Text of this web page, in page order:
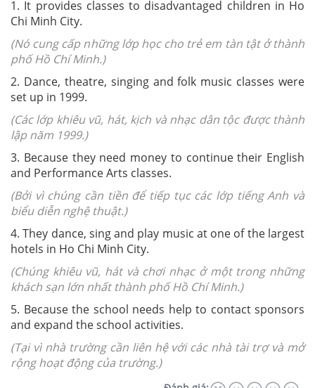
1. It provides classes to disadvantaged children in Ho
Chi Minh City.
(Nó cung cấp những lớp học cho trẻ em tàn tật ở thành
phố Hồ Chí Minh.)
2. Dance, theatre, singing and folk music classes were
set up in 1999.
(Các lớp khiêu vũ, hát, kịch và nhạc dân tộc được thành
lập năm 1999.)
3. Because they need money to continue their English
and Performance Arts classes.
(Bởi vì chúng cần tiền để tiếp tục các lớp tiếng Anh và
biểu diễn nghệ thuật.)
4. They dance, sing and play music at one of the largest
hotels in Ho Chi Minh City.
(Chúng khiêu vũ, hát và chơi nhạc ở một trong những
khách sạn lớn nhất thành phố Hồ Chí Minh.)
5. Because the school needs help to contact sponsors
and expand the school activities.
(Tại vì nhà trường cần liên hệ với các nhà tài trợ và mở
rộng hoạt động của trường.)